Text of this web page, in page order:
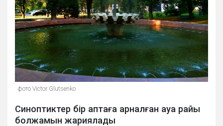
фото Victor Glutsenko
Синоптиктер бір аптаға арналған ауа райы
болжамын жариялады